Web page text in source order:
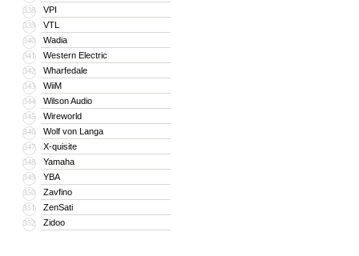
338 VPI
339 VTL
340 Wadia
341 Western Electric
342 Wharfedale
343 WiiM
344 Wilson Audio
345 Wireworld
346 Wolf von Langa
347 X-quisite
348 Yamaha
349 YBA
350 Zavfino
351 ZenSati
352 Zidoo